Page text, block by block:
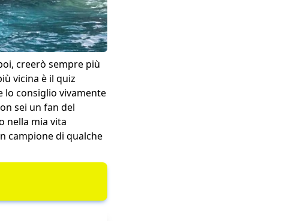
creerò sempre più
vicina è il quiz
lo consiglio vivamente
sei un fan del
nella mia vita
campione di qualche